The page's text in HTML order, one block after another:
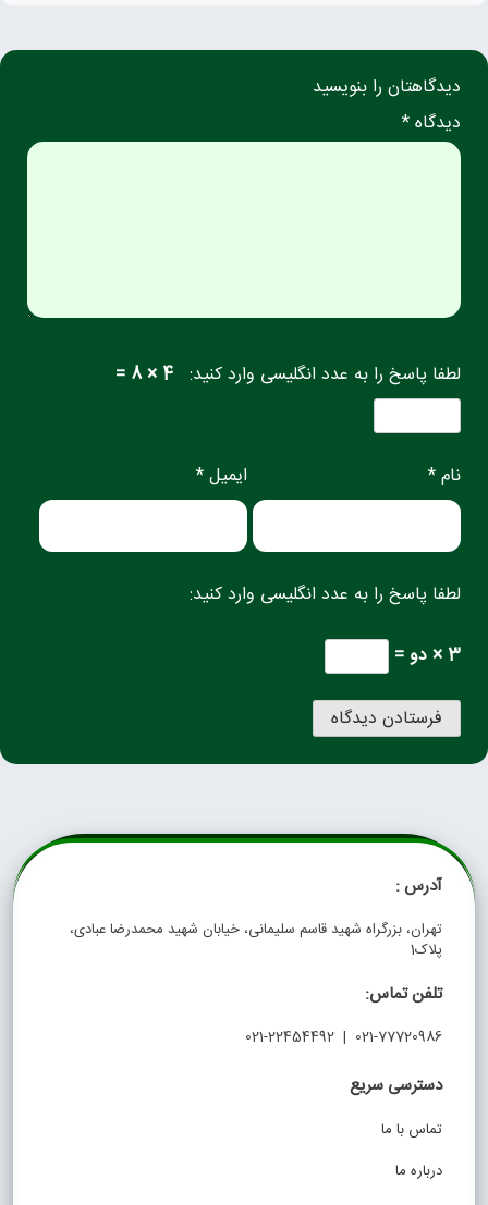
دیدگاهتان را بنویسید
دیدگاه *
لطفا پاسخ را به عدد انگلیسی وارد کنید: 4 × 8 =
نام * ایمیل *
لطفا پاسخ را به عدد انگلیسی وارد کنید:
3 × دو =
آدرس :
تهران، بزرگراه شهید قاسم سلیمانی، خیابان شهید محمدرضا عبادی،
پلاک1
تلفن تماس:
021-77720986 | 021-22454492
دسترسی سریع
تماس با ما
درباره ما